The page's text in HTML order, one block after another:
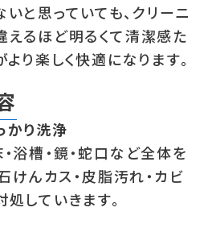
と思っていても、クリーニ
るほど明るくて清潔感た
より楽しく快適になります。
かり洗浄
浴槽・鏡・蛇口など全体を
けんカス・皮脂汚れ・カビ
していきます。